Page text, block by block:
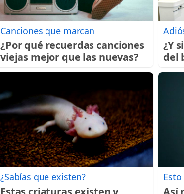
Canciones que marcan
¿Por qué recuerdas canciones
viejas mejor que las nuevas?
¿Y
del
¿Sabías que existen?
Estas criaturas existen y Así